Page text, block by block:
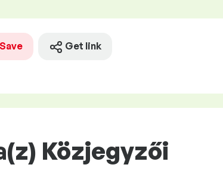
Save Get link
Közjegyzői